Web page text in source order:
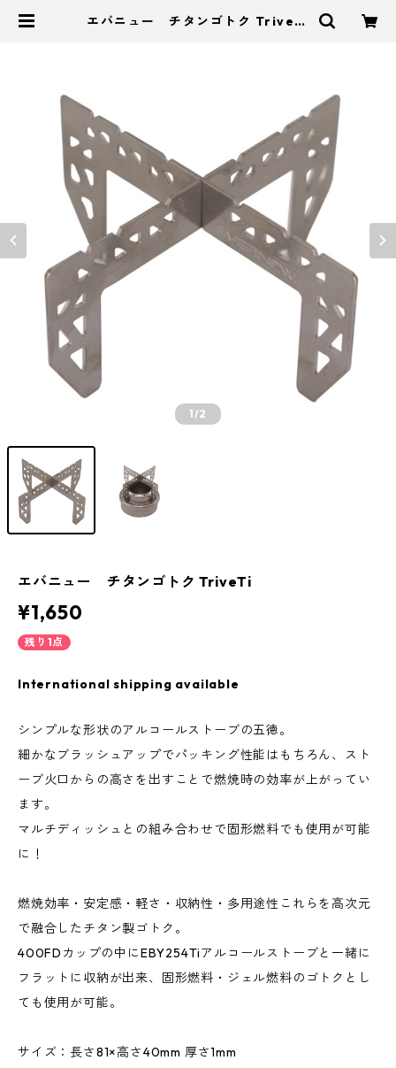
エバニュー チタンゴトク TriveTi
1/2
エバニュー チタンゴトク TriveTi
¥1,650
残り1点
International shipping available
シンプルな形状のアルコールストーブの五徳。
細かなブラッシュアップでパッキング性能はもちろん、スト
ーブ火口からの高さを出すことで燃焼時の効率が上がってい
ます。
マルチディッシュとの組み合わせで固形燃料でも使用が可能
に！
燃焼効率・安定感・軽さ・収納性・多用途性これらを高次元
で融合したチタン製ゴトク。
400FDカップの中にEBY254Tiアルコールストーブと一緒に
フラットに収納が出来、固形燃料・ジェル燃料のゴトクとし
ても使用が可能。
サイズ：長さ81×高さ40mm 厚さ1mm